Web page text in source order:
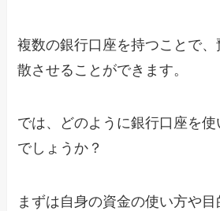
複数の銀行口座を持つことで
散させることができます。
では、どのように銀行口座を
でしょうか？
まずは自身の資金の使い方や